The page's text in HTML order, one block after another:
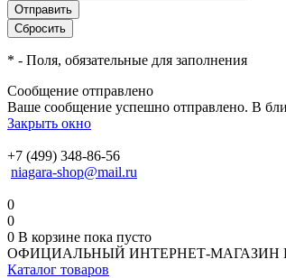
* - Поля, обязательные для заполнения
Сообщение отправлено
Ваше сообщение успешно отправлено. В
Закрыть окно
+7 (499) 348-86-56
niagara-shop@mail.ru
0
0
0 В корзине пока пусто
ОФИЦИАЛЬНЫЙ ИНТЕРНЕТ-МАГАЗИН
Каталог товаров